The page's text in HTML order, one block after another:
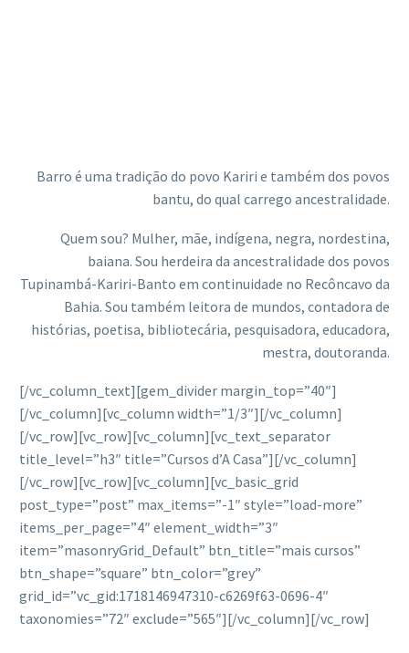
Barro é uma tradição do povo Kariri e também dos povos
bantu, do qual carrego ancestralidade.
Quem sou? Mulher, mãe, indígena, negra, nordestina,
baiana. Sou herdeira da ancestralidade dos povos
Tupinambá-Kariri-Banto em continuidade no Recôncavo da
Bahia. Sou também leitora de mundos, contadora de
histórias, poetisa, bibliotecária, pesquisadora, educadora,
mestra, doutoranda.
[/vc_column_text][gem_divider margin_top=”40″]
[/vc_column][vc_column width=”1/3″][/vc_column]
[/vc_row][vc_row][vc_column][vc_text_separator
title_level=”h3″ title=”Cursos d’A Casa”][/vc_column]
[/vc_row][vc_row][vc_column][vc_basic_grid
post_type=”post” max_items=”-1″ style=”load-more”
items_per_page=”4″ element_width=”3″
item=”masonryGrid_Default” btn_title=”mais cursos”
btn_shape=”square” btn_color=”grey”
grid_id=”vc_gid:1718146947310-c6269f63-0696-4″
taxonomies=”72″ exclude=”565″][/vc_column][/vc_row]